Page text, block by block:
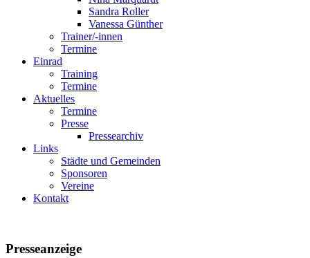
Sandra Roller
Vanessa Günther
Trainer/-innen
Termine
Einrad
Training
Termine
Aktuelles
Termine
Presse
Pressearchiv
Links
Städte und Gemeinden
Sponsoren
Vereine
Kontakt
Presseanzeige